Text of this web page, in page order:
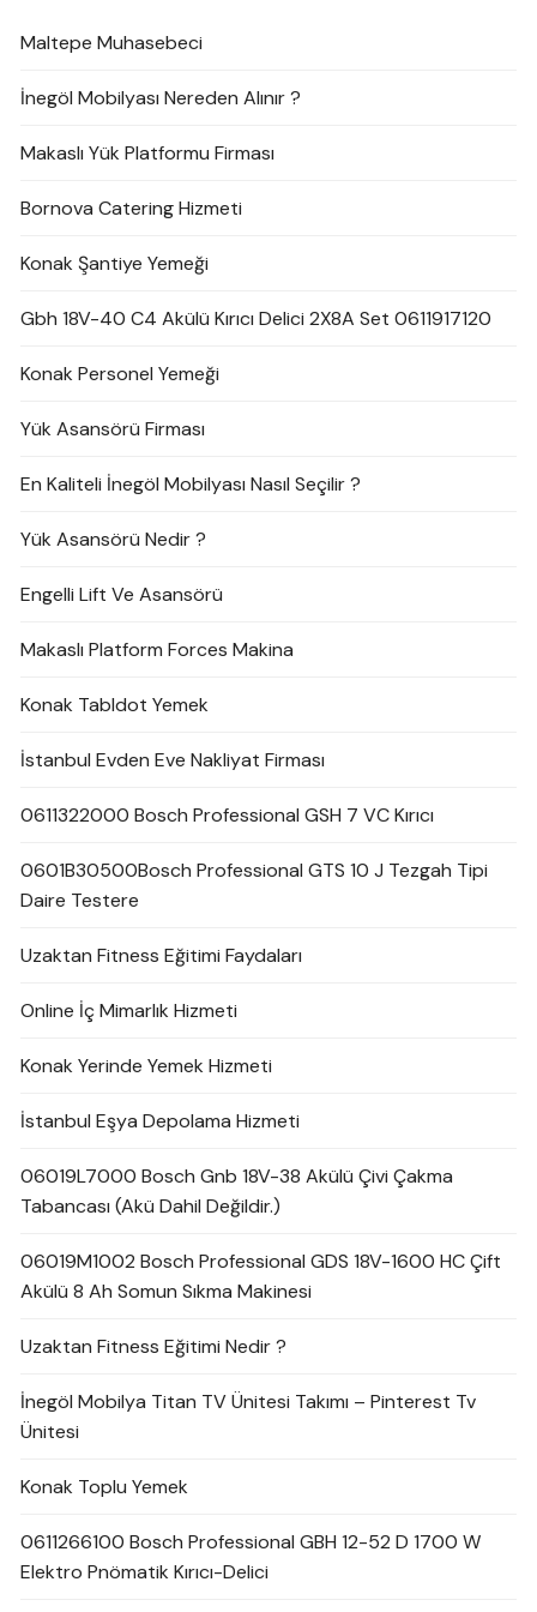
Maltepe Muhasebeci
İnegöl Mobilyası Nereden Alınır ?
Makaslı Yük Platformu Firması
Bornova Catering Hizmeti
Konak Şantiye Yemeği
Gbh 18V-40 C4 Akülü Kırıcı Delici 2X8A Set 0611917120
Konak Personel Yemeği
Yük Asansörü Firması
En Kaliteli İnegöl Mobilyası Nasıl Seçilir ?
Yük Asansörü Nedir ?
Engelli Lift Ve Asansörü
Makaslı Platform Forces Makina
Konak Tabldot Yemek
İstanbul Evden Eve Nakliyat Firması
0611322000 Bosch Professional GSH 7 VC Kırıcı
0601B30500Bosch Professional GTS 10 J Tezgah Tipi
Daire Testere
Uzaktan Fitness Eğitimi Faydaları
Online İç Mimarlık Hizmeti
Konak Yerinde Yemek Hizmeti
İstanbul Eşya Depolama Hizmeti
06019L7000 Bosch Gnb 18V-38 Akülü Çivi Çakma
Tabancası (Akü Dahil Değildir.)
06019M1002 Bosch Professional GDS 18V-1600 HC Çift
Akülü 8 Ah Somun Sıkma Makinesi
Uzaktan Fitness Eğitimi Nedir ?
İnegöl Mobilya Titan TV Ünitesi Takımı – Pinterest Tv
Ünitesi
Konak Toplu Yemek
0611266100 Bosch Professional GBH 12-52 D 1700 W
Elektro Pnömatik Kırıcı-Delici